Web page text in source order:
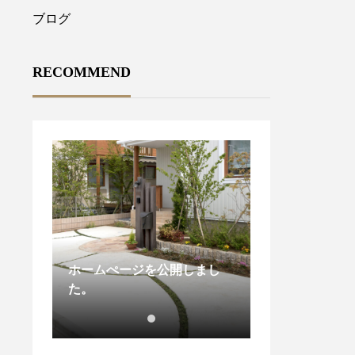
ブログ
RECOMMEND
ホームぺージを公開しまし
た。